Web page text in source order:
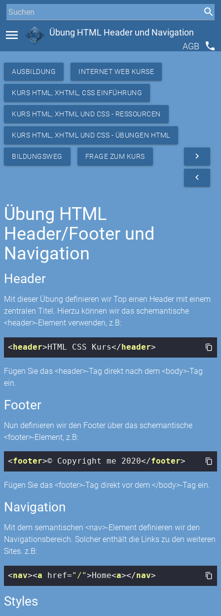
menu
Übung HTML Header und Navigation
AGB
phone
AUSBILDUNG INTERNET WEB KURSE
KURS HTML, XHTML, CSS EINFÜHRUNG
KURS HTML, XHTML UND CSS - RESSOURCEN
KURS HTML, XHTML UND CSS - ÜBUNGEN HTML
BILDUNGSWEG FRAGE ZUM KURS navigate_next
navigate_before
Übung HTML
Header/Footer und
Navigation
Header
Mit dieser Übung definieren wir Top einen Header mit einem
zentralen Titel. Hierzu können wir das schemantische
<header>-Element verwenden, z.B:
<header>HTML CSS Kurs</header>
Fügen Sie das <header>-Tag direkt nach dem <body>-Tag
ein.
Footer
Nun definieren wir den Footer über das schemantische
<footer>-Element, z.B:
<footer>© Copyright me 2020</footer>
Fügen Sie das <footer>-Tag direkt vor dem </body>-Tag ein.
Navigation
Mit dem semantischen <nav>-Element definieren wir den
Navigationsbereich. Solcher enthält die Links zu den weiteren
Sites. z.B:
<nav><a href="/">Home<a></nav>
Styles